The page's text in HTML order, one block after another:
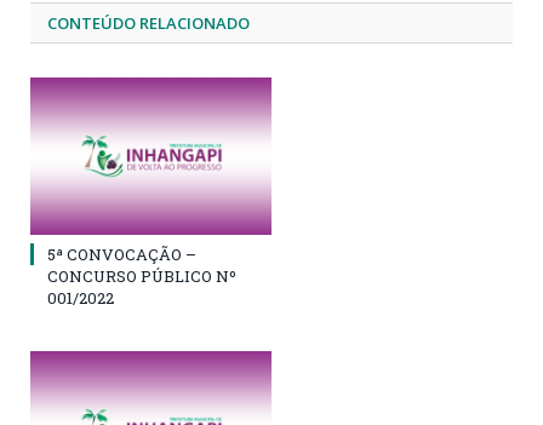
CONTEÚDO RELACIONADO
5ª CONVOCAÇÃO –
CONCURSO PÚBLICO Nº
001/2022